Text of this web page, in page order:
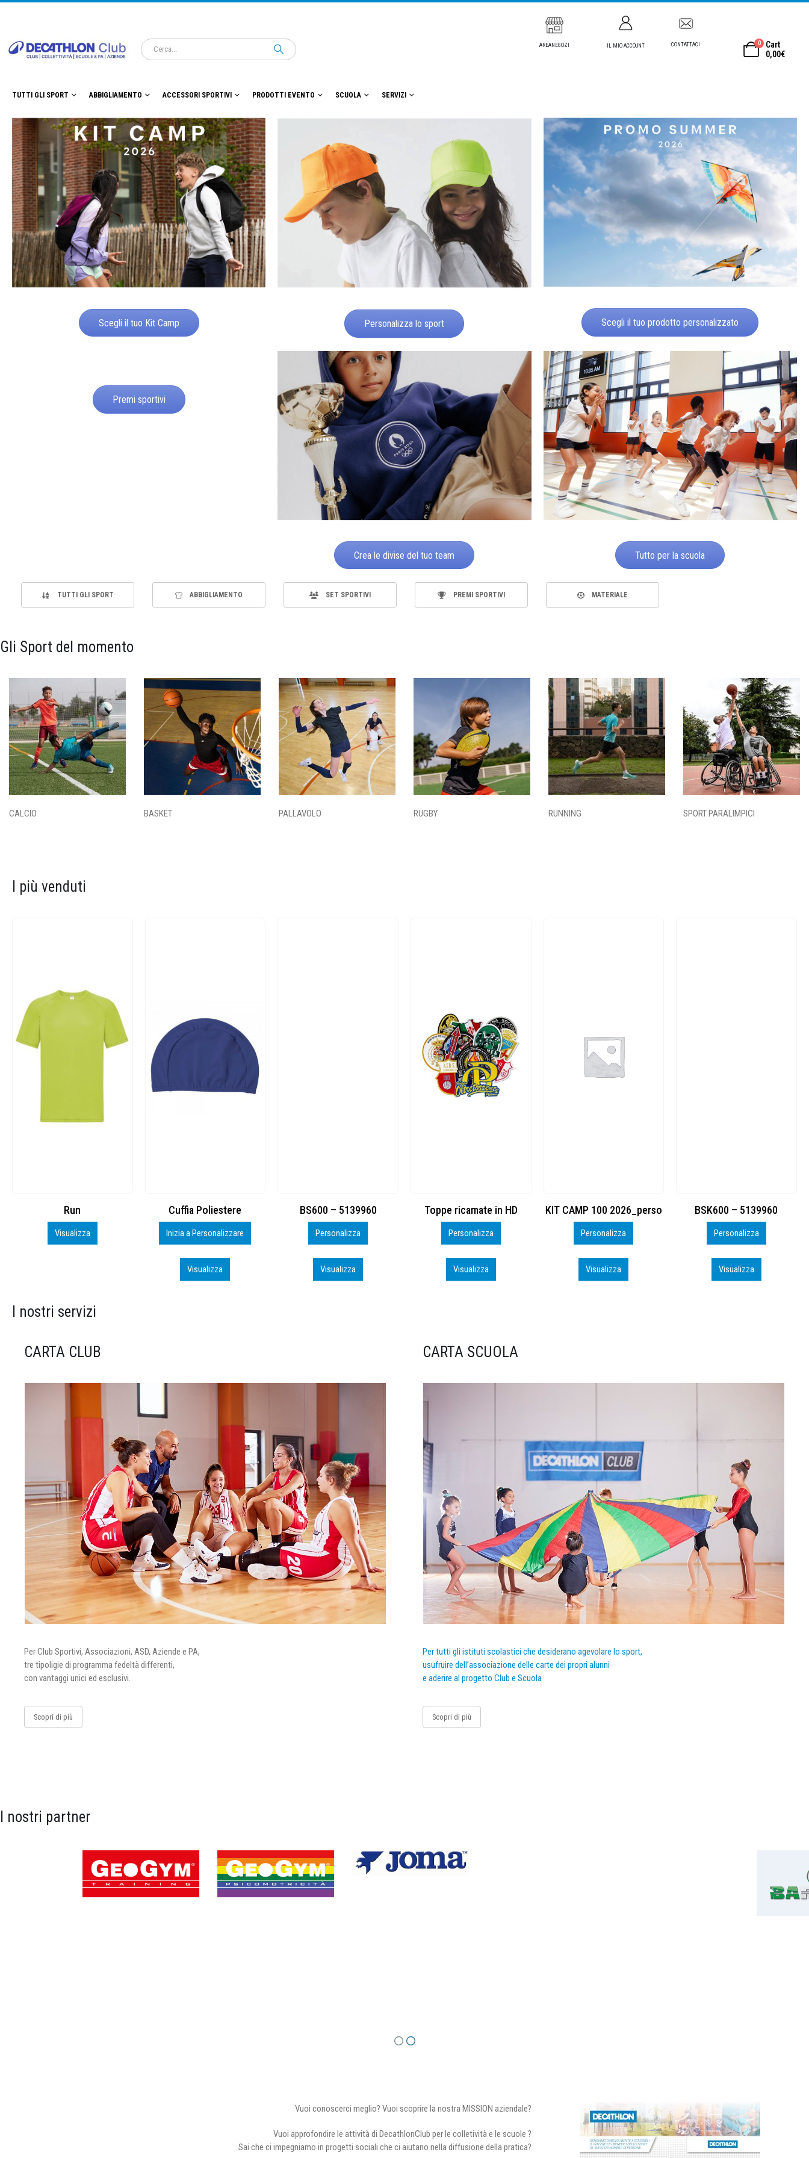
AREANEGOZI IL MIO ACCOUNT CONTATTACI 0
Cart
0,00€
TUTTI GLI SPORT ABBIGLIAMENTO ACCESSORI SPORTIVI PRODOTTI EVENTO SCUOLA SERVIZI
Scegli il tuo Kit Camp Personalizza lo sport Scegli il tuo prodotto personalizzato
Premi sportivi
Crea le divise del tuo team Tutto per la scuola
TUTTI GLI SPORT ABBIGLIAMENTO SET SPORTIVI PREMI SPORTIVI MATERIALE
Gli Sport del momento
CALCIO BASKET PALLAVOLO RUGBY RUNNING SPORT PARALIMPICI
I più venduti
Cuffia Poliestere
Inizia a Personalizzare
BS600 – 5139960
Personalizza
Visualizza
Toppe ricamate in HD
Personalizza
Visualizza
KIT CAMP 100 2026_perso
Personalizza
Visualizza
BSK600 – 5139960
Personalizza
Visualizza
DTF
Personalizza
Visualizza
I nostri servizi
CARTA CLUB
Per Club Sportivi, Associazioni, ASD, Aziende e PA,
tre tipoligie di programma fedeltà differenti,
con vantaggi unici ed esclusivi.
Scopri di più
CARTA SCUOLA
Per tutti gli istituti scolastici che desiderano agevolare lo sport,
usufruire dell’associazione delle carte dei propri alunni
e aderire al progetto Club e Scuola
Scopri di più
I nostri partner
Vuoi conoscerci meglio? Vuoi scoprire la nostra MISSION aziendale?
Vuoi approfondire le attività di DecathlonClub per le colletività e le scuole ?
Sai che ci impegniamo in progetti sociali che ci aiutano nella diffusione della pratica?